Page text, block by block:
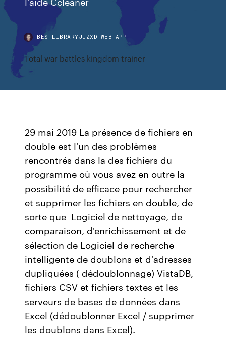
BESTLIBRARYJJZXD.WEB.APP
Total war battles kingdom trainer
29 mai 2019 La présence de fichiers en
double est l'un des problèmes
rencontrés dans la des fichiers du
programme où vous avez en outre la
possibilité de efficace pour rechercher
et supprimer les fichiers en double, de
sorte que Logiciel de nettoyage, de
comparaison, d'enrichissement et de
sélection de Logiciel de recherche
intelligente de doublons et d'adresses
dupliquées ( dédoublonnage) VistaDB,
fichiers CSV et fichiers textes et les
serveurs de bases de données dans
Excel (dédoublonner Excel / supprimer
les doublons dans Excel).